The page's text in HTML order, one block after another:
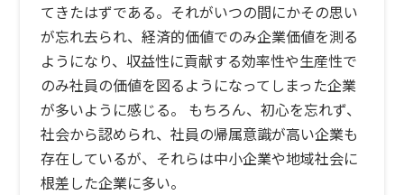
てきたはずである。それがいつの間にかその思い
が忘れ去られ、経済的価値でのみ企業価値を測る
ようになり、収益性に貢献する効率性や生産性で
のみ社員の価値を図るようになってしまった企業
が多いように感じる。 もちろん、初心を忘れず、
社会から認められ、社員の帰属意識が高い企業も
存在しているが、それらは中小企業や地域社会に
根差した企業に多い。